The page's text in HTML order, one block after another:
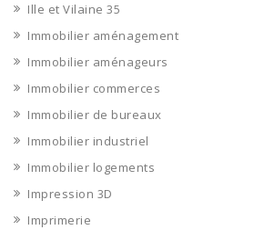
Ille et Vilaine 35
Immobilier aménagement
Immobilier aménageurs
Immobilier commerces
Immobilier de bureaux
Immobilier industriel
Immobilier logements
Impression 3D
Imprimerie